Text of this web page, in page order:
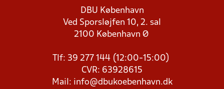
DBU København
Ved Sporsløjfen 10, 2. sal
2100 København Ø
Tlf: 39 277 144 (12:00-15:00)
CVR: 63928615
Mail: info@dbukoebenhavn.dk